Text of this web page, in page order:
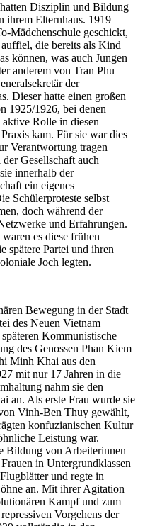
Disziplin und Bildung
ihrem Elternhaus. 1919
Mädchenschule geschickt,
die bereits als Kind
können, was auch Jungen
anderem von Tran Phu
der
Dieser hatte einen großen
1925/1926, bei denen
Rolle in diesen
kam. Für sie war dies
Verantwortung tragen
Gesellschaft auch
innerhalb der
ein eigenes
Schülerproteste selbst
doch während der
und Erfahrungen.
es diese frühen
spätere Partei und ihren
Joch legten.
Bewegung in der Stadt
des Neuen Vietnam
Kommunistische
des Genossen Phan Kiem
Minh Khai aus den
mit nur 17 Jahren in die
nahm sie den
an. Als erste Frau wurde sie
Vinh-Ben Thuy gewählt,
konfuzianischen Kultur
Leistung war.
von Arbeiterinnen
in Untergrundklassen
und regte in
an. Mit ihrer Agitation
Kampf und zum
Vorgehens der